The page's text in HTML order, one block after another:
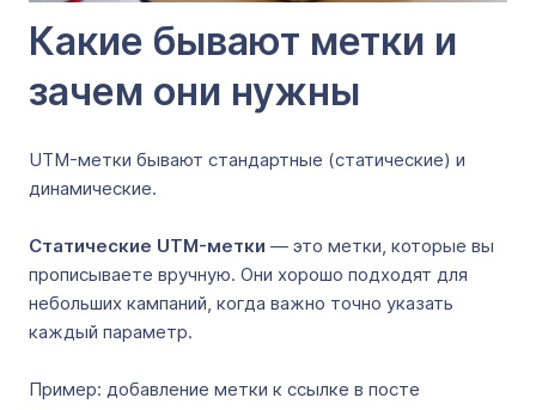
Какие бывают метки и
зачем они нужны
UTM-метки бывают стандартные (статические) и
динамические.
Статические UTM-метки — это метки, которые вы
прописываете вручную. Они хорошо подходят для
небольших кампаний, когда важно точно указать
каждый параметр.
Пример: добавление метки к ссылке в посте